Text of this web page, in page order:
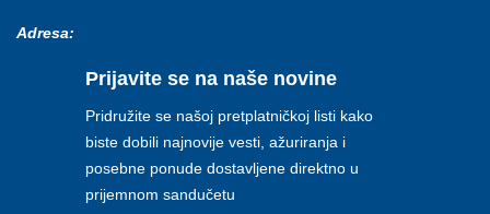
Adresa:
Prijavite se na naše novine
Pridružite se našoj pretplatničkoj listi kako
biste dobili najnovije vesti, ažuriranja i
posebne ponude dostavljene direktno u
prijemnom sandučetu